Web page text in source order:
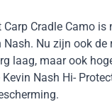
Carp Cradle Camo
Nash. Nu zijn ook
laag, maar ook
Nash Hi-